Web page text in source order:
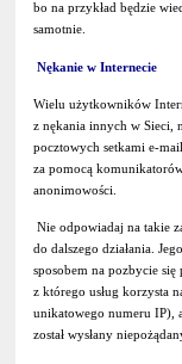
bo na przykład będzie
samotnie.
Nękanie w Internecie
Wielu użytkowników
z nękania innych w Sieci,
pocztowych setkami e-
za pomocą
anonimowości.
Nie odpowiadaj na takie
do dalszego działania.
sposobem na pozbycie
z którego usług korzysta
unikatowego numeru IP),
został wysłany